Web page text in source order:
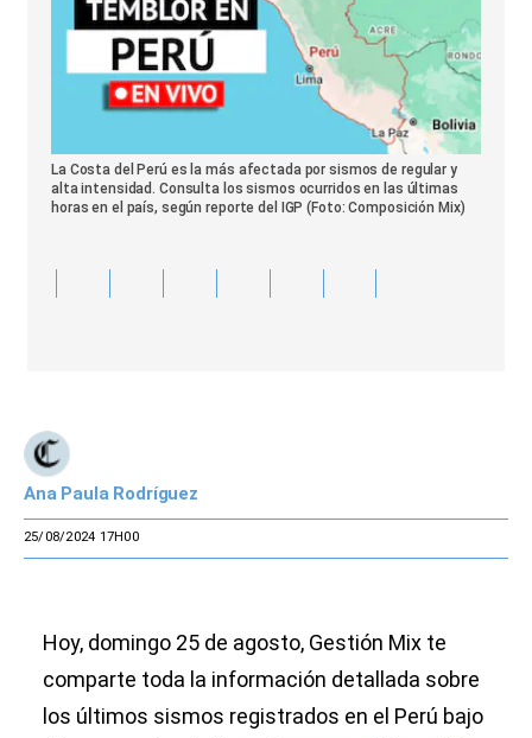
La Costa del Perú es la más afectada por sismos de regular y
alta intensidad. Consulta los sismos ocurridos en las últimas
horas en el país, según reporte del IGP (Foto: Composición Mix)
Ana Paula Rodríguez
25/08/2024 17H00
Hoy, domingo 25 de agosto, Gestión Mix te
comparte toda la información detallada sobre
los últimos sismos registrados en el Perú bajo